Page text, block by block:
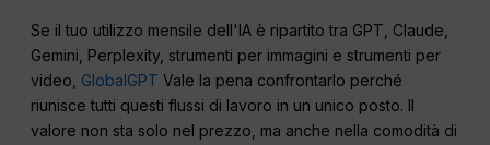
Se il tuo utilizzo mensile dell'IA è ripartito tra GPT, Claude,
Gemini, Perplexity, strumenti per immagini e strumenti per
video, GlobalGPT Vale la pena confrontarlo perché
riunisce tutti questi flussi di lavoro in un unico posto. Il
valore non sta solo nel prezzo, ma anche nella comodità di